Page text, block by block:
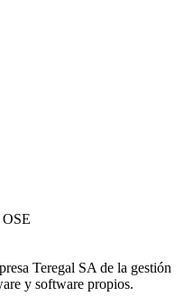
Teregal SA de la gestión
y software propios.